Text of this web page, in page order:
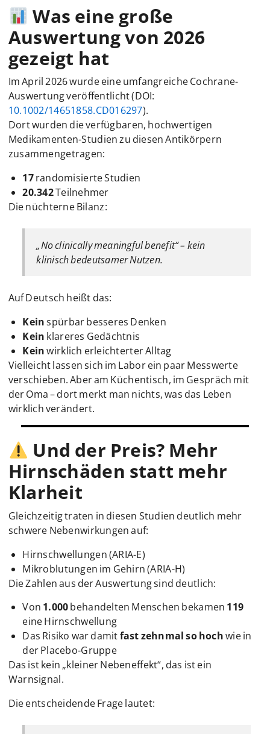
Was eine große
Auswertung von 2026
gezeigt hat
Im April 2026 wurde eine umfangreiche Cochrane-
Auswertung veröffentlicht (DOI:
10.1002/14651858.CD016297).
Dort wurden die verfügbaren, hochwertigen
Medikamenten-Studien zu diesen Antikörpern
zusammengetragen:
17randomisierte Studien
20.342Teilnehmer
Die nüchterne Bilanz:
„No clinically meaningful benefit“ – kein
klinisch bedeutsamer Nutzen.
Auf Deutsch heißt das:
Keinspürbar besseres Denken
Kein klareres Gedächtnis
Keinwirklich erleichterter Alltag
Vielleicht lassen sich im Labor ein paar Messwerte
verschieben. Aber am Küchentisch, im Gespräch mit
der Oma – dort merkt man nichts, was das Leben
wirklich verändert.
Und der Preis? Mehr
Hirnschäden statt mehr
Klarheit
Gleichzeitig traten in diesen Studien deutlich mehr
schwere Nebenwirkungen auf:
Hirnschwellungen (ARIA-E)
Mikroblutungen im Gehirn (ARIA-H)
Die Zahlen aus der Auswertung sind deutlich:
Von 1.000behandelten Menschen bekamen 119
eine Hirnschwellung
Das Risiko war damitfast zehnmal so hochwie in
der Placebo-Gruppe
Das ist kein „kleiner Nebeneffekt“, das ist ein
Warnsignal.
Die entscheidende Frage lautet: